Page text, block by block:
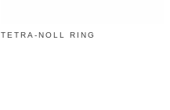
TETRA-NOLL RING